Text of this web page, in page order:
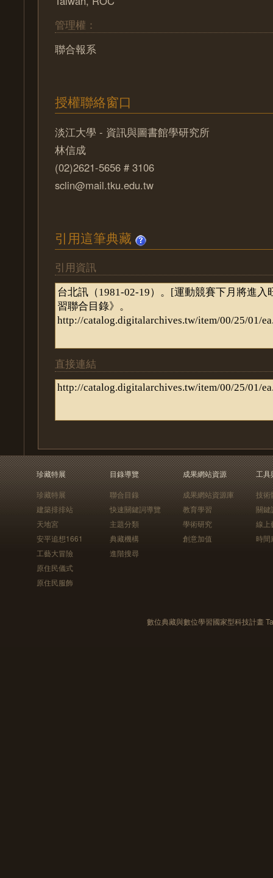
管理權：
聯合報系
授權聯絡窗口
淡江大學 - 資訊與圖書館學研究所
林信成
(02)2621-5656 # 3106
sclin@mail.tku.edu.tw
引用這筆典藏
引用資訊
直接連結
珍藏特展
珍藏特展
建築排排站
天地宮
安平追想1661
工藝大冒險
原住民儀式
原住民服飾
目錄導覽
聯合目錄
快速關鍵詞導覽
主題分類
典藏機構
進階搜尋
成果網站資源
成果網站資源庫
教育學習
學術研究
創意加值
工具
技術
關鍵
線上
時間
數位典藏與數位學習國家型科技計畫